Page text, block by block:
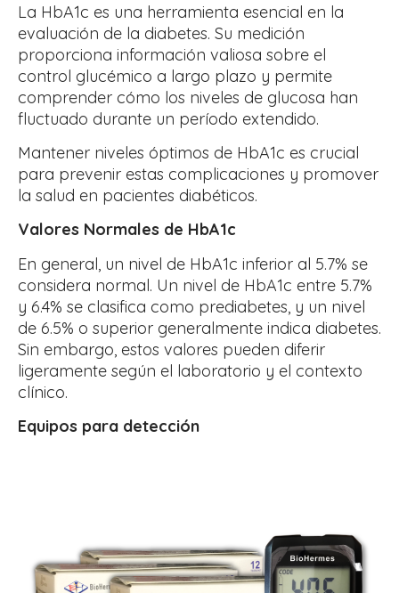
La HbA1c es una herramienta esencial en la
evaluación de la diabetes. Su medición
proporciona información valiosa sobre el
control glucémico a largo plazo y permite
comprender cómo los niveles de glucosa han
fluctuado durante un período extendido.
Mantener niveles óptimos de HbA1c es crucial
para prevenir estas complicaciones y promover
la salud en pacientes diabéticos.
Valores Normales de HbA1c
En general, un nivel de HbA1c inferior al 5.7% se
considera normal. Un nivel de HbA1c entre 5.7%
y 6.4% se clasifica como prediabetes, y un nivel
de 6.5% o superior generalmente indica diabetes.
Sin embargo, estos valores pueden diferir
ligeramente según el laboratorio y el contexto
clínico.
Equipos para detección